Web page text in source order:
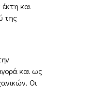
και
της
και ως
Οι